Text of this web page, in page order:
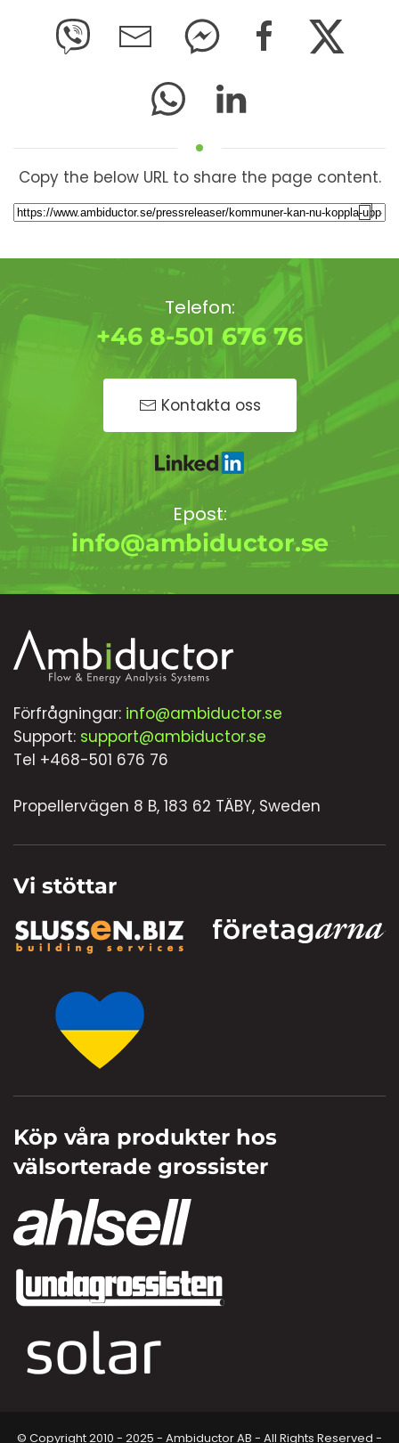
Copy the below URL to share the page content.
Telefon:
+46 8-501 676 76
Kontakta oss
Epost:
info@ambiductor.se
Förfrågningar: info@ambiductor.se
Support: support@ambiductor.se
Tel +468-501 676 76
Propellervägen 8 B, 183 62 TÄBY, Sweden
Vi stöttar
Köp våra produkter hos
välsorterade grossister
© Copyright 2010 - 2025 - Ambiductor AB - All Rights Reserved -